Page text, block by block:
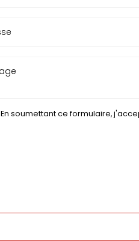
En soumettant ce formulaire,